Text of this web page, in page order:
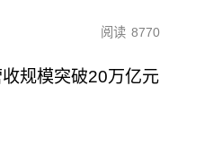
阅读 8770
规模突破20万亿元